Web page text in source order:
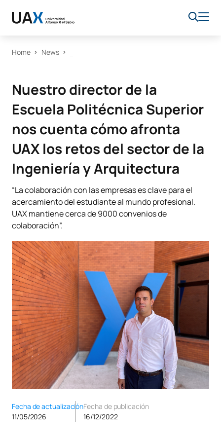
Home News
Nuestro director de la
Escuela Politécnica Superior
nos cuenta cómo afronta
UAX los retos del sector de la
Ingeniería y Arquitectura
“La colaboración con las empresas es clave para el
acercamiento del estudiante al mundo profesional.
UAX mantiene cerca de 9000 convenios de
colaboración”.
Fecha de actualización
11/05/2026
Fecha de publicación
16/12/2022